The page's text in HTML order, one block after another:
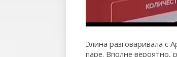
Элина разговаривала с
паре. Вполне вероятно,